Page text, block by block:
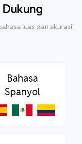
luas dan akurasi
Bahasa
Spanyol